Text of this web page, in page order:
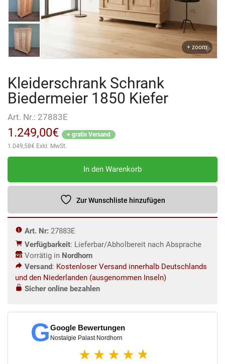
+ zoom
Kleiderschrank Schrank
Biedermeier 1850 Kiefer
Art. Nr.: 27883E
1.249,00€
+ gratis Versand
1.049,58€ Exkl. MwSt.
Kleiderschrank
Biedermeier
Kiefer
Menge
In den Warenkorb
Zur Wunschliste hinzufügen
Art. Nr: 27883E
Verfügbarkeit: Lieferbar/Abholbereit nach Absprache
Vorrätig in Nordhorn
Versand: Kostenloser Versand innerhalb Deutschlands
und den Niederlanden (ausgenommen Inseln)
Sicher online bezahlen
GGoogle Bewertungen
Nostalgie Palast Nordhorn
★★★★ ★